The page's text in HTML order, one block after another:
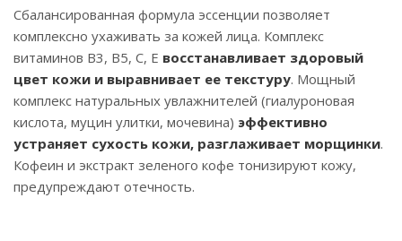
Сбалансированная формула эссенции позволяет
комплексно ухаживать за кожей лица. Комплекс
витаминов В3, В5, С, Е восстанавливает здоровый
цвет кожи и выравнивает ее текстуру. Мощный
комплекс натуральных увлажнителей (гиалуроновая
кислота, муцин улитки, мочевина) эффективно
устраняет сухость кожи, разглаживает морщинки.
Кофеин и экстракт зеленого кофе тонизируют кожу,
предупреждают отечность.